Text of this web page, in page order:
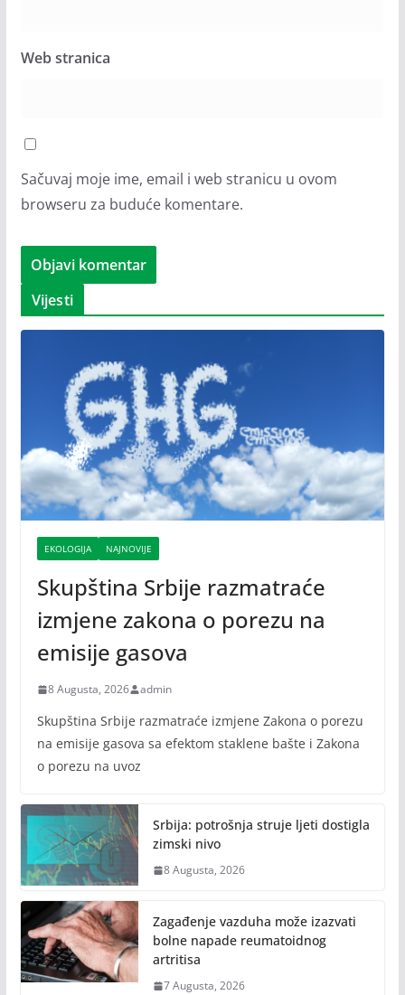
Web stranica
Sačuvaj moje ime, email i web stranicu u ovom
browseru za buduće komentare.
Vijesti
EKOLOGIJA NAJNOVIJE
Skupština Srbije razmatraće
izmjene zakona o porezu na
emisije gasova
8 Augusta, 2026 admin
Skupština Srbije razmatraće izmjene Zakona o porezu
na emisije gasova sa efektom staklene bašte i Zakona
o porezu na uvoz
Srbija: potrošnja struje ljeti dostigla
zimski nivo
8 Augusta, 2026
Zagađenje vazduha može izazvati
bolne napade reumatoidnog
artritisa
7 Augusta, 2026